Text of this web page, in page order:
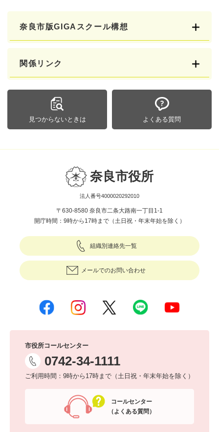
奈良市版GIGAスクール構想
関係リンク
見つからないときは よくある質問
奈良市役所
法人番号4000020292010
〒630-8580 奈良市二条大路南一丁目1-1
開庁時間：9時から17時まで（土日祝・年末年始を除く）
組織別連絡先一覧
メールでのお問い合わせ
市役所コールセンター
0742-34-1111
ご利用時間：9時から17時まで（土日祝・年末年始を除く）
コールセンター
（よくある質問）